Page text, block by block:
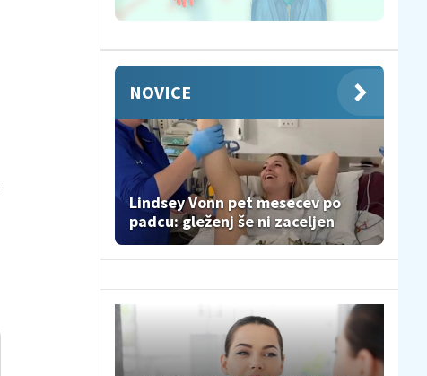
NOVICE
Lindsey Vonn pet mesecev po
padcu: gleženj še ni zaceljen